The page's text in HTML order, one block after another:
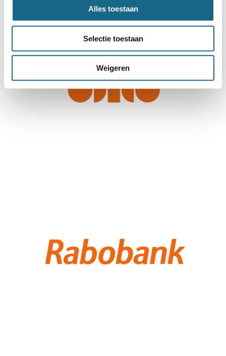
Alles toestaan
Selectie toestaan
Weigeren